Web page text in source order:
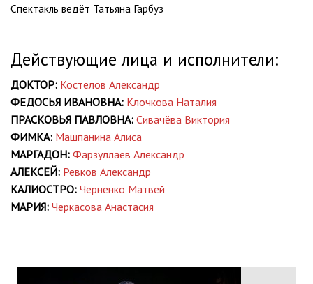
Спектакль ведёт Татьяна Гарбуз
Действующие лица и исполнители:
ДОКТОР: Костелов Александр
ФЕДОСЬЯ ИВАНОВНА: Клочкова Наталия
ПРАСКОВЬЯ ПАВЛОВНА: Сивачёва Виктория
ФИМКА: Машпанина Алиса
МАРГАДОН: Фарзуллаев Александр
АЛЕКСЕЙ: Ревков Александр
КАЛИОСТРО: Черненко Матвей
МАРИЯ: Черкасова Анастасия